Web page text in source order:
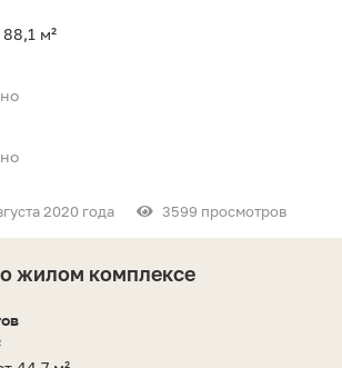
м²
2020 года 3599 просмотров
жилом комплексе